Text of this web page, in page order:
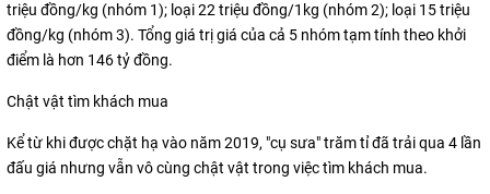
triệu đồng/kg (nhóm 1); loại 22 triệu đồng/1kg (nhóm 2); loại 15 triệu
đồng/kg (nhóm 3). Tổng giá trị giá của cả 5 nhóm tạm tính theo khởi
điểm là hơn 146 tỷ đồng.
Chật vật tìm khách mua
Kể từ khi được chặt hạ vào năm 2019, "cụ sưa" trăm tỉ đã trải qua 4 lần
đấu giá nhưng vẫn vô cùng chật vật trong việc tìm khách mua.